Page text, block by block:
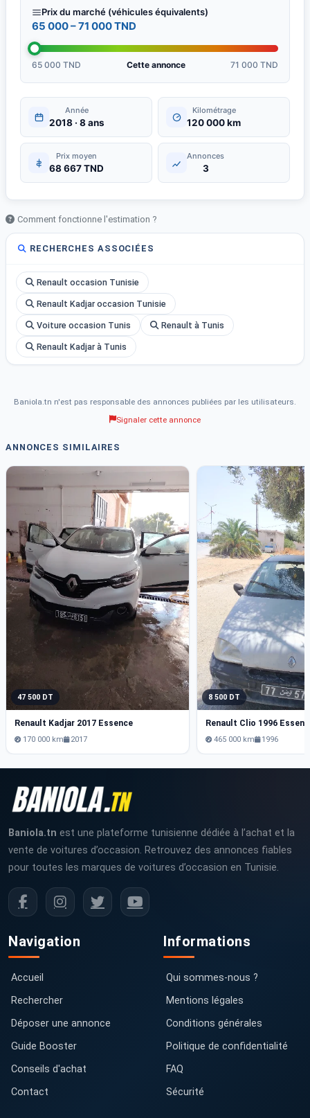
Prix du marché (véhicules équivalents)
65 000 – 71 000 TND
65 000 TND Cette annonce 71 000 TND
Année
2018 · 8 ans
Kilométrage
120 000 km
Prix moyen
68 667 TND
Annonces
3
Comment fonctionne l'estimation ?
RECHERCHES ASSOCIÉES
Renault occasion Tunisie
Renault Kadjar occasion Tunisie
Voiture occasion Tunis Renault à Tunis
Renault Kadjar à Tunis
Baniola.tn n'est pas responsable des annonces publiées par les utilisateurs.
Signaler cette annonce
ANNONCES SIMILAIRES
47 500 DT
Renault Kadjar 2017 Essence
170 000 km 2017
8 500 DT
Renault Clio 1996
465 000 km 1996
Baniola.tn est une plateforme tunisienne dédiée à l’achat et la
vente de voitures d’occasion. Retrouvez des annonces fiables
pour toutes les marques de voitures d’occasion en Tunisie.
Navigation
Accueil
Rechercher
Déposer une annonce
Guide Booster
Conseils d'achat
Contact
Informations
Qui sommes-nous ?
Mentions légales
Conditions générales
Politique de confidentialité
FAQ
Sécurité